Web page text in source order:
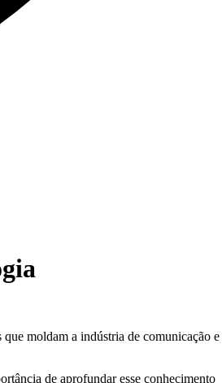
moldam a indústria de comunicação e
de aprofundar esse conhecimento